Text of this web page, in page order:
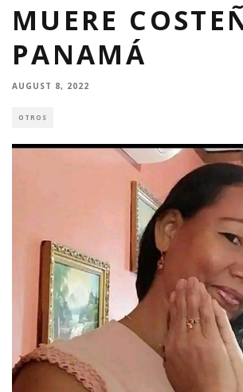
MUERE
PANAMÁ
AUGUST 8, 2022
OTROS